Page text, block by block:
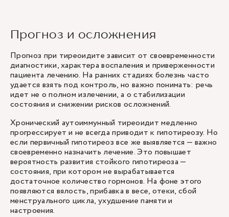
Прогноз и осложнения
Прогноз при тиреоидите зависит от своевременности
диагностики, характера воспаления и приверженности
пациента лечению. На ранних стадиях болезнь часто
удается взять под контроль, но важно понимать: речь
идет не о полном излечении, а о стабилизации
состояния и снижении рисков осложнений.
Хронический аутоиммунный тиреоидит медленно
прогрессирует и не всегда приводит к гипотиреозу. Но
если первичный гипотиреоз все же выявляется — важно
своевременно назначить лечение. Это повышает
вероятность развития стойкого гипотиреоза —
состояния, при котором не вырабатывается
достаточное количество гормонов. На фоне этого
появляются вялость, прибавка в весе, отеки, сбой
менструального цикла, ухудшение памяти и
настроения.